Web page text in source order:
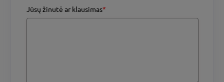
Jūsų žinutė ar klausimas*